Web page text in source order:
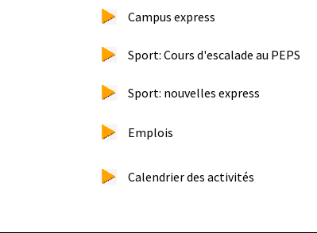
Campus express
Sport: Cours d'escalade au PEPS
Sport: nouvelles express
Emplois
Calendrier des activités